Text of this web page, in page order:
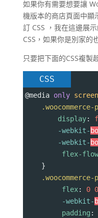
如果你有需要想要讓
機版本的商店頁面中顯
訂 CSS ，我在這邊展
CSS，如果你是別家的
只要把下面的CSS複製
CSS
@media only screen
.woocommerce-
display:
-webkit-
-webkit-
flex-flow
    }
.woocommerce-
flex: 0 0
-webkit-
padding :